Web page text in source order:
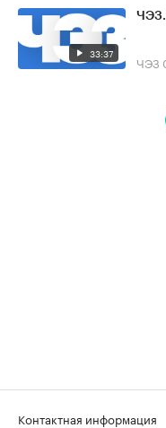
33:37
ЧЭЗ.
ЧЭЗ
Контактная информация